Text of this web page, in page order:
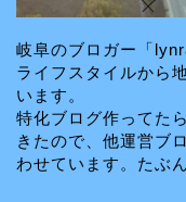
岐阜のブロガー「
ライフスタイルから
います。
特化ブログ作ってた
きたので、他運営ブ
わせています。たぶん